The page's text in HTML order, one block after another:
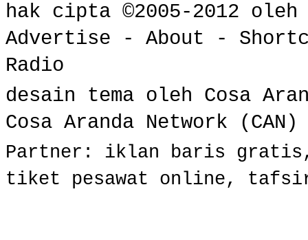
hak cipta ©2005-2012
Advertise - About -
Radio
desain tema oleh Cosa
Cosa Aranda Network (CAN)
Partner: iklan baris gratis
tiket pesawat online,